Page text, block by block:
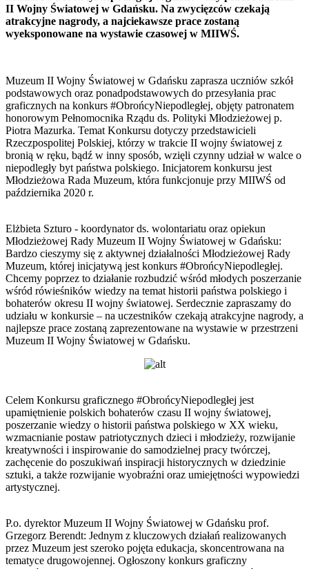
II Wojny Światowej w Gdańsku. Na zwycięzców czekają
atrakcyjne nagrody, a najciekawsze prace zostaną
wyeksponowane na wystawie czasowej w MIIWŚ.
Muzeum II Wojny Światowej w Gdańsku zaprasza uczniów szkół
podstawowych oraz ponadpodstawowych do przesyłania prac
graficznych na konkurs #ObrońcyNiepodległej, objęty patronatem
honorowym Pełnomocnika Rządu ds. Polityki Młodzieżowej p.
Piotra Mazurka. Temat Konkursu dotyczy przedstawicieli
Rzeczpospolitej Polskiej, którzy w trakcie II wojny światowej z
bronią w ręku, bądź w inny sposób, wzięli czynny udział w walce o
niepodległy byt państwa polskiego. Inicjatorem konkursu jest
Młodzieżowa Rada Muzeum, która funkcjonuje przy MIIWŚ od
października 2020 r.
Elżbieta Szturo - koordynator ds. wolontariatu oraz opiekun
Młodzieżowej Rady Muzeum II Wojny Światowej w Gdańsku:
Bardzo cieszymy się z aktywnej działalności Młodzieżowej Rady
Muzeum, której inicjatywą jest konkurs #ObrońcyNiepodległej.
Chcemy poprzez to działanie rozbudzić wśród młodych poszerzanie
wśród rówieśników wiedzy na temat historii państwa polskiego i
bohaterów okresu II wojny światowej. Serdecznie zapraszamy do
udziału w konkursie – na uczestników czekają atrakcyjne nagrody, a
najlepsze prace zostaną zaprezentowane na wystawie w przestrzeni
Muzeum II Wojny Światowej w Gdańsku.
Celem Konkursu graficznego #ObrońcyNiepodległej jest
upamiętnienie polskich bohaterów czasu II wojny światowej,
poszerzanie wiedzy o historii państwa polskiego w XX wieku,
wzmacnianie postaw patriotycznych dzieci i młodzieży, rozwijanie
kreatywności i inspirowanie do samodzielnej pracy twórczej,
zachęcenie do poszukiwań inspiracji historycznych w dziedzinie
sztuki, a także rozwijanie wyobraźni oraz umiejętności wypowiedzi
artystycznej.
P.o. dyrektor Muzeum II Wojny Światowej w Gdańsku prof.
Grzegorz Berendt: Jednym z kluczowych działań realizowanych
przez Muzeum jest szeroko pojęta edukacja, skoncentrowana na
tematyce drugowojennej. Ogłoszony konkurs graficzny